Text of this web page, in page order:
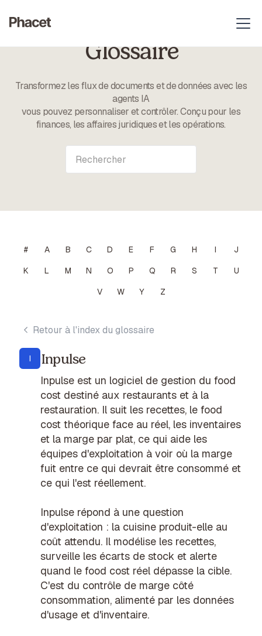
Glossaire
Transformez les flux de documents et de données avec les
agents IA
vous pouvez personnaliser et contrôler. Conçu pour les
finances, les affaires juridiques et les opérations.
# A B C D E F G H I
J
K
L M N O P Q R S T
U
V
W Y Z
Retour à l'index du glossaire
I Inpulse
Inpulse est un logiciel de gestion du food
cost destiné aux restaurants et à la
restauration. Il suit les recettes, le food
cost théorique face au réel, les inventaires
et la marge par plat, ce qui aide les
équipes d'exploitation à voir où la marge
fuit entre ce qui devrait être consommé et
ce qui l'est réellement.
Inpulse répond à une question
d'exploitation : la cuisine produit-elle au
coût attendu. Il modélise les recettes,
surveille les écarts de stock et alerte
quand le food cost réel dépasse la cible.
C'est du contrôle de marge côté
consommation, alimenté par les données
d'usage et d'inventaire.